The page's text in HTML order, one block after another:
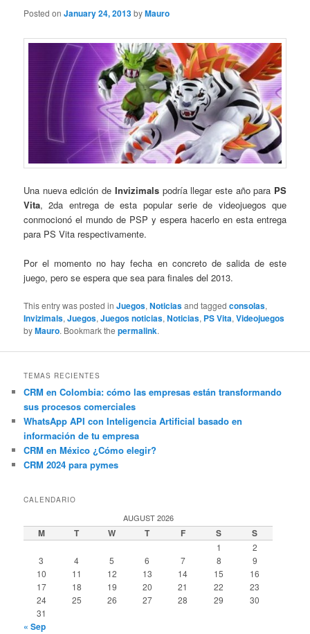
Posted onJanuary 24, 2013byMauro
Una nueva edición de Invizimalspodría llegar este año para PS
Vita, 2da entrega de esta popular serie de videojuegos que
conmocionó el mundo de PSP y espera hacerlo en esta entrega
para PS Vita respectivamente.
Por el momento no hay fecha en concreto de salida de este
juego, pero se espera que sea para finales del 2013.
This entry was posted inJuegos,Noticiasand taggedconsolas,
Invizimals,Juegos,Juegos noticias,Noticias, PS Vita,Videojuegos
byMauro. Bookmark thepermalink.
TEMAS RECIENTES
CRM en Colombia: cómo las empresas están transformando
sus procesos comerciales
WhatsApp API con Inteligencia Artificial basado en
información de tu empresa
CRM en México ¿Cómo elegir?
CRM 2024 para pymes
CALENDARIO
AUGUST 2026
M T W T F S S
1
2
3
4 5 6 7 8
9
10
11 12 13 14 15
16
17
18 19 20 21 22
23
24
25 26 27 28 29
30
31
« Sep